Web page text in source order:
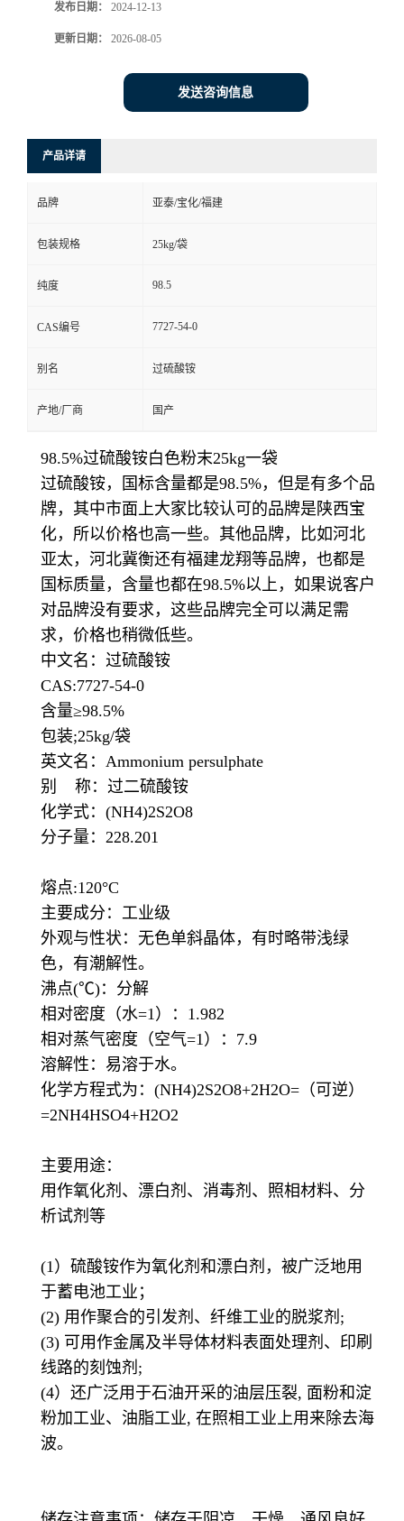
发布日期： 2024-12-13
更新日期： 2026-08-05
发送咨询信息
产品详请
品牌 亚泰/宝化/福建
包装规格 25kg/袋
纯度 98.5
CAS编号 7727-54-0
别名 过硫酸铵
产地/厂商 国产
98.5%过硫酸铵白色粉末25kg一袋
过硫酸铵，国标含量都是98.5%，但是有多个品
牌，其中市面上大家比较认可的品牌是陕西宝
化，所以价格也高一些。其他品牌，比如河北
亚太，河北冀衡还有福建龙翔等品牌，也都是
国标质量，含量也都在98.5%以上，如果说客户
对品牌没有要求，这些品牌完全可以满足需
求，价格也稍微低些。
中文名：过硫酸铵
CAS:7727-54-0
含量≥98.5%
包装;25kg/袋
英文名：Ammonium persulphate
别 称：过二硫酸铵
化学式：(NH4)2S2O8
分子量：228.201
熔点:120°C
主要成分：工业级
外观与性状：无色单斜晶体，有时略带浅绿
色，有潮解性。
沸点(℃)：分解
相对密度（水=1）：1.982
相对蒸气密度（空气=1）：7.9
溶解性：易溶于水。
化学方程式为：(NH4)2S2O8+2H2O=（可逆）
=2NH4HSO4+H2O2
主要用途：
用作氧化剂、漂白剂、消毒剂、照相材料、分
析试剂等
(1）硫酸铵作为氧化剂和漂白剂，被广泛地用
于蓄电池工业；
(2) 用作聚合的引发剂、纤维工业的脱浆剂;
(3) 可用作金属及半导体材料表面处理剂、印刷
线路的刻蚀剂;
(4）还广泛用于石油开采的油层压裂, 面粉和淀
粉加工业、油脂工业, 在照相工业上用来除去海
波。